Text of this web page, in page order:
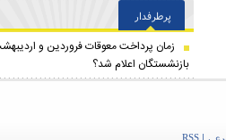
پرطرفدار
زمان پرداخت معوقات فروردین و
بازنشستگان اعلام شد؟